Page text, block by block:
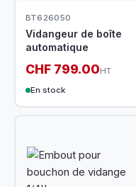
BT626050
Vidangeur de boîte
automatique
CHF 799.00HT
En stock